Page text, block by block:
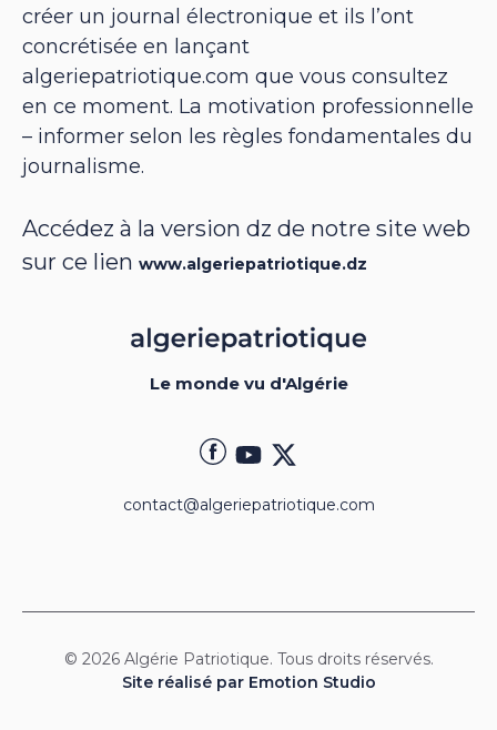
créer un journal électronique et ils l’ont
concrétisée en lançant
algeriepatriotique.com que vous consultez
en ce moment. La motivation professionnelle
– informer selon les règles fondamentales du
journalisme.
Accédez à la version dz de notre site web
sur ce lien www.algeriepatriotique.dz
Le monde vu d'Algérie
contact@algeriepatriotique.com
© 2026 Algérie Patriotique. Tous droits réservés.
Site réalisé par Emotion Studio